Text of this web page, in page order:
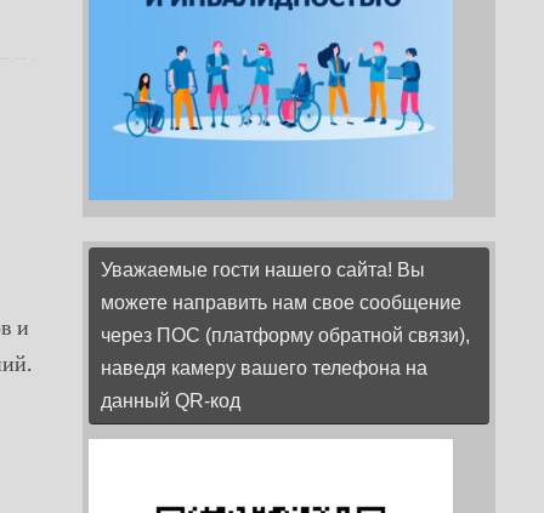
и
Уважаемые гости нашего сайта! Вы
можете направить нам свое сообщение
через ПОС (платформу обратной связи),
наведя камеру вашего телефона на
данный QR-код